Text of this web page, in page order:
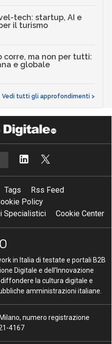
tech: startup, AI e
il turismo
corre, ma non per tutti:
e globale
Vedi tutti gli approfondimenti >
Tags
Rss Feed
Policy
Specialistici
Cookie Center
in Italia di testate e portali B2B
Digitale e dell’Innovazione
la cultura digitale e
amministrazioni italiane.
numero registrazione
4167